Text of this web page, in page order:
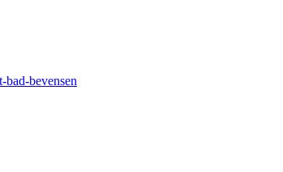
bad-bevensen